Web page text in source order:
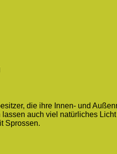
die ihre Innen- und
auch viel natürliches
Sprossen.